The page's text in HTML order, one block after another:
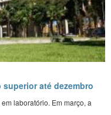
até dezembro
laboratório. Em março, a